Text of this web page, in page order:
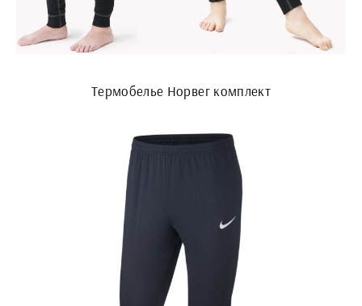
Термобелье Норвег комплект